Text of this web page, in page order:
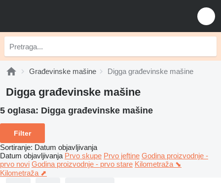
Građevinske mašine Digga građevinske mašine
Digga građevinske mašine
5 oglasa: Digga građevinske mašine
Filter
Sortiranje: Datum objavljivanja
Datum objavljivanja Prvo skupe Prvo jeftine Godina proizvodnje -
prvo novi Godina proizvodnje - prvo stare Kilometraža ⬊
Kilometraža ⬈